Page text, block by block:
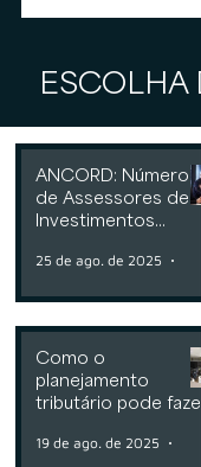
ESCOLHA
ANCORD: Número
de Assessores de
Investimentos
últimos 12 meses
25 de ago. de 2025
Como o
planejamento
tributário pode
Consultorias ou
19 de ago. de 2025